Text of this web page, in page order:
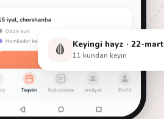
🩸 Keyingi hayz · 22-mart
11 kundan keyin